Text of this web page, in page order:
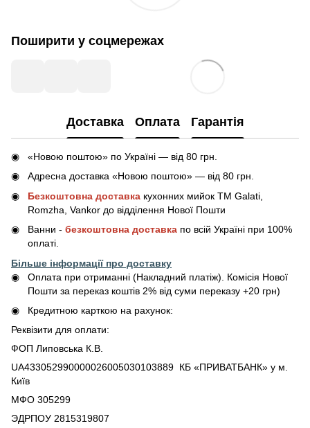
Поширити у соцмережах
Доставка Оплата Гарантія
«Новою поштою» по Україні — від 80 грн.
Адресна доставка «Новою поштою» — від 80 грн.
Безкоштовна доставка кухонних мийок ТМ Galati,
Romzha, Vankor до відділення Нової Пошти
Ванни - безкоштовна доставка по всій Україні при 100%
оплаті.
Більше інформації про доставку
Оплата при отриманні (Накладний платіж). Комісія Нової
Пошти за переказ коштів 2% від суми переказу +20 грн)
Кредитною карткою на рахунок:
Реквізити для оплати:
ФОП Липовська К.В.
UA433052990000026005030103889 КБ «ПРИВАТБАНК» у м.
Київ
МФО 305299
ЭДРПОУ 2815319807